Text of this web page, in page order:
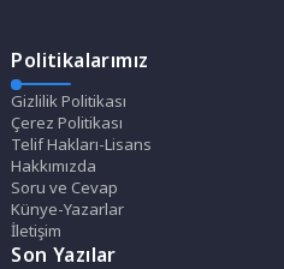
Politikalarımız
Gizlilik Politikası
Çerez Politikası
Telif Hakları-Lisans
Hakkımızda
Soru ve Cevap
Künye-Yazarlar
İletişim
Son Yazılar